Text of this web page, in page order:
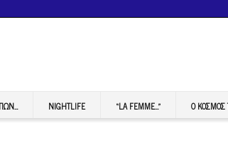
NIGHTLIFE “LA FEMME…” Ο ΚΟΣΜΟΣ